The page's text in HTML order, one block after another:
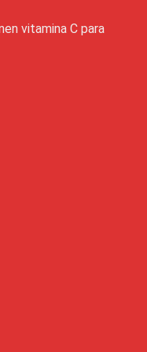
vitamina C para